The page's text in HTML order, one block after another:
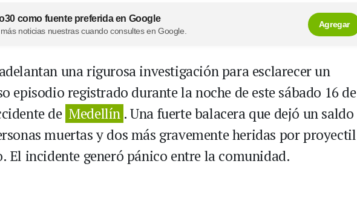
como fuente preferida en Google
noticias nuestras cuando consultes en Google.
Agregar
una rigurosa investigación para esclarecer un
episodio registrado durante la noche de este sábado 16 de
de Medellín . Una fuerte balacera que dejó un saldo
muertas y dos más gravemente heridas por proyectil
El incidente generó pánico entre la comunidad.